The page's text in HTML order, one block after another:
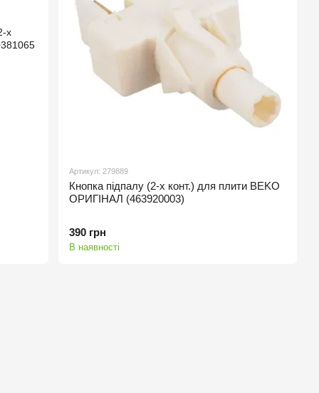
Артикул: 279889
Кнопка підпалу (2-х конт.) для плити BEKO
ОРИГІНАЛ (463920003)
390 грн
В наявності